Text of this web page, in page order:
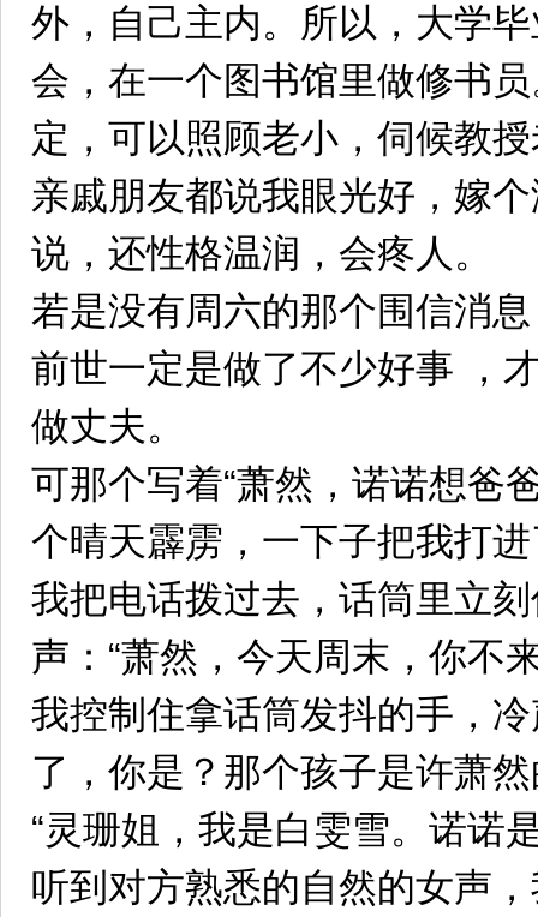
外，自己主内。所以，大学
会，在一个图书馆里做修书
定，可以照顾老小，伺候教
亲戚朋友都说我眼光好，嫁
说，还性格温润，会疼人。
若是没有周六的那个围信消
前世一定是做了不少好事 ，
做丈夫。
可那个写着“萧然，诺诺想爸
个晴天霹雳，一下子把我打
我把电话拨过去，话筒里立
声：“萧然，今天周末，你不
我控制住拿话筒发抖的手，
了，你是？那个孩子是许萧然
“灵珊姐，我是白雯雪。诺诺
听到对方熟悉的自然的女声